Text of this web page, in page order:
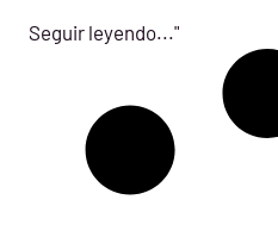
Seguir leyendo..."